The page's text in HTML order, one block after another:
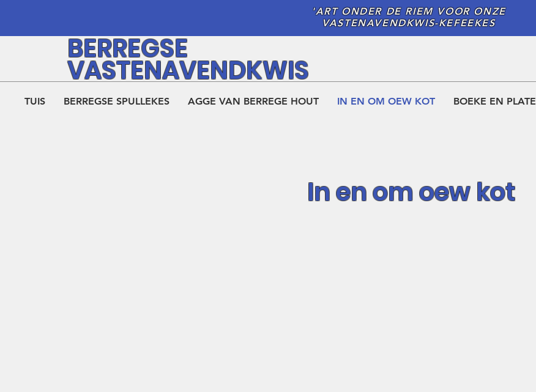
TUIS BERREGSE SPULLEKES AGGE VAN BERREGE HOUT IN EN OM OEW KOT BOEKE EN PLATE
BERREGSE
VASTENAVENDKWIS
'ART ONDER DE RIEM VOOR ONZE
VASTENAVENDKWIS-KEFEEKES
In en om oew kot